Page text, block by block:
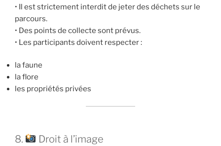
• Il est strictement interdit de jeter des déchets sur le
parcours.
• Des points de collecte sont prévus.
• Les participants doivent respecter :
la faune
la flore
les propriétés privées
8. Droit à l’image